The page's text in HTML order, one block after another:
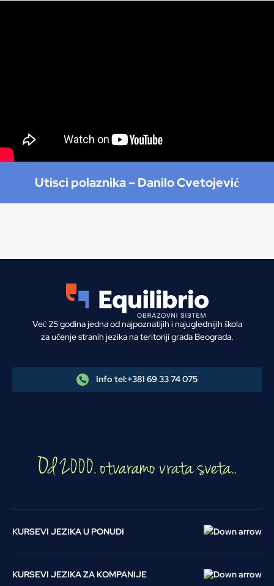
Utisci polaznika –Danilo Cvetojević
Već 25 godina jedna od najpoznatijih i najuglednijih škola
za učenje stranih jezika na teritoriji grada Beograda.
Info tel:+381 69 33 74 075
KURSEVI JEZIKA U PONUDI
KURSEVI JEZIKA ZA KOMPANIJE